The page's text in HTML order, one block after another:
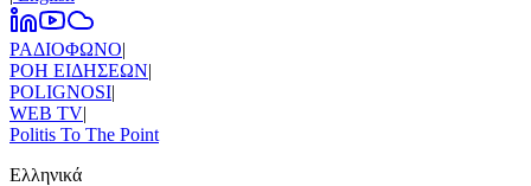
ΡΑΔΙΟΦΩΝΟ|
ΡΟΗ ΕΙΔΗΣΕΩΝ|
POLIGNOSI|
WEB TV|
Politis To The Point
Ελληνικά